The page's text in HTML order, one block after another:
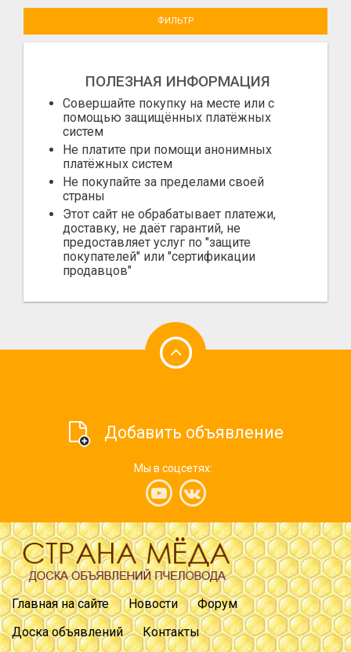
ФИЛЬТР
ПОЛЕЗНАЯ ИНФОРМАЦИЯ
Совершайте покупку на месте или с
помощью защищённых платёжных
систем
Не платите при помощи анонимных
платёжных систем
Не покупайте за пределами своей
страны
Этот сайт не обрабатывает платежи,
доставку, не даёт гарантий, не
предоставляет услуг по "защите
покупателей" или "сертификации
продавцов"
Добавить объявление
Мы в соцсетях:
Главная на сайте Новости
Форум
Доска объявлений
Контакты